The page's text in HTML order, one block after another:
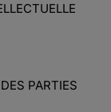
PARTIES